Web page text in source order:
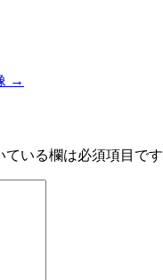
→
ている欄は必須項目です